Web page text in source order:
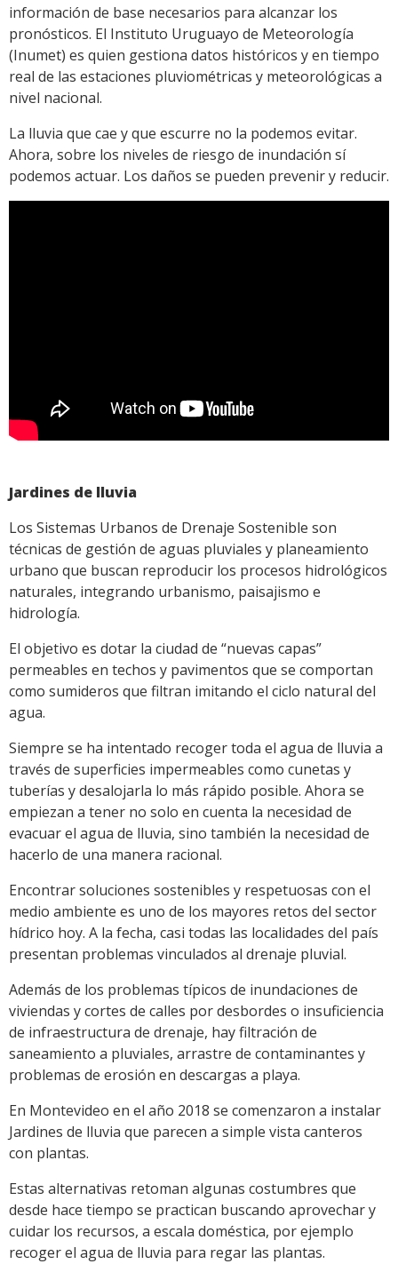
información de base necesarios para alcanzar los
pronósticos. El Instituto Uruguayo de Meteorología
(Inumet) es quien gestiona datos históricos y en tiempo
real de las estaciones pluviométricas y meteorológicas a
nivel nacional.
La lluvia que cae y que escurre no la podemos evitar.
Ahora, sobre los niveles de riesgo de inundación sí
podemos actuar. Los daños se pueden prevenir y reducir.
Jardines de lluvia
Los Sistemas Urbanos de Drenaje Sostenible son
técnicas de gestión de aguas pluviales y planeamiento
urbano que buscan reproducir los procesos hidrológicos
naturales, integrando urbanismo, paisajismo e
hidrología.
El objetivo es dotar la ciudad de “nuevas capas”
permeables en techos y pavimentos que se comportan
como sumideros que filtran imitando el ciclo natural del
agua.
Siempre se ha intentado recoger toda el agua de lluvia a
través de superficies impermeables como cunetas y
tuberías y desalojarla lo más rápido posible. Ahora se
empiezan a tener no solo en cuenta la necesidad de
evacuar el agua de lluvia, sino también la necesidad de
hacerlo de una manera racional.
Encontrar soluciones sostenibles y respetuosas con el
medio ambiente es uno de los mayores retos del sector
hídrico hoy. A la fecha, casi todas las localidades del país
presentan problemas vinculados al drenaje pluvial.
Además de los problemas típicos de inundaciones de
viviendas y cortes de calles por desbordes o insuficiencia
de infraestructura de drenaje, hay filtración de
saneamiento a pluviales, arrastre de contaminantes y
problemas de erosión en descargas a playa.
En Montevideo en el año 2018 se comenzaron a instalar
Jardines de lluvia que parecen a simple vista canteros
con plantas.
Estas alternativas retoman algunas costumbres que
desde hace tiempo se practican buscando aprovechar y
cuidar los recursos, a escala doméstica, por ejemplo
recoger el agua de lluvia para regar las plantas.